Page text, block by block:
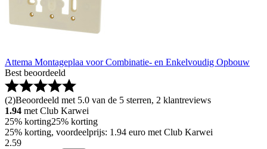
Attema Montageplaa voor Combinatie- en Enkelvoudig Opbouw
Best beoordeeld
(2)Beoordeeld met 5.0 van de 5 sterren, 2 klantreviews
1.94 met Club Karwei
25% korting25% korting
25% korting, voordeelprijs: 1.94 euro met Club Karwei
2.59